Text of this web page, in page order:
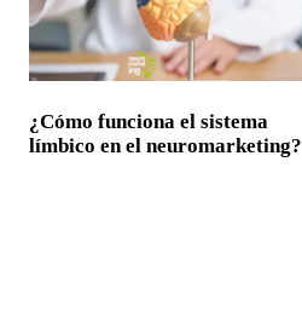
¿Cómo funciona el sistema
límbico en el neuromarketing?